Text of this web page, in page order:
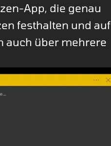
App, die genau
festhalten und auf
auch über mehrere